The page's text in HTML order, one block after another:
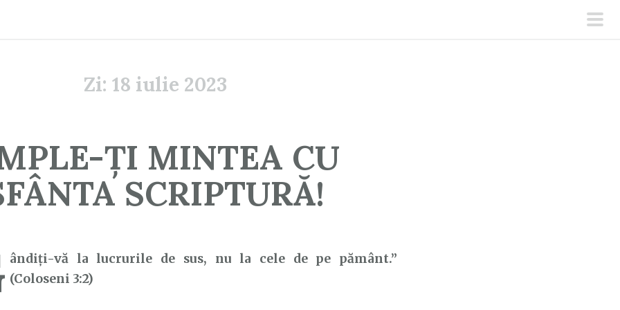
Zi: 18 iulie 2023
ȚI MINTEA CU
SCRIPTURĂ!
ândiţi-vă la lucrurile de sus, nu la cele de pe pământ.”
(Coloseni 3:2)